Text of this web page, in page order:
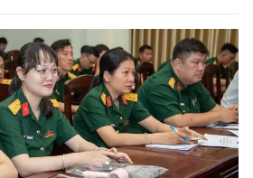
trưởng Quân khu thừa ủy quyền
Quân khu trưởng đoàn kiểm tra.